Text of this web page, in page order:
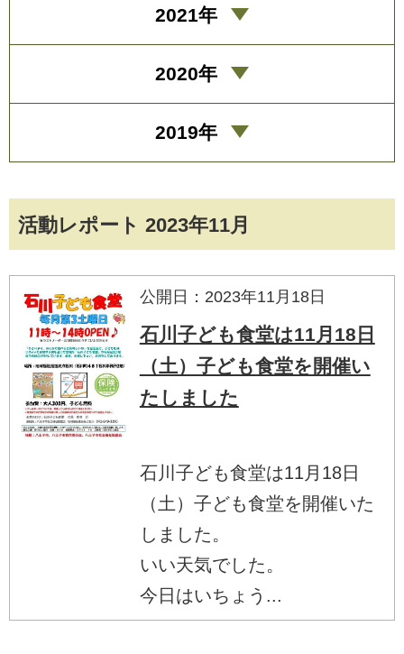
活動レポート 2023年11月
公開日：2023年11月18日
石川子ども食堂は11月18日
（土）子ども食堂を開催い
たしました
石川子ども食堂は11月18日
（土）子ども食堂を開催いた
しました。
いい天気でした。
今日はいちょう...
2021年
2020年
2019年